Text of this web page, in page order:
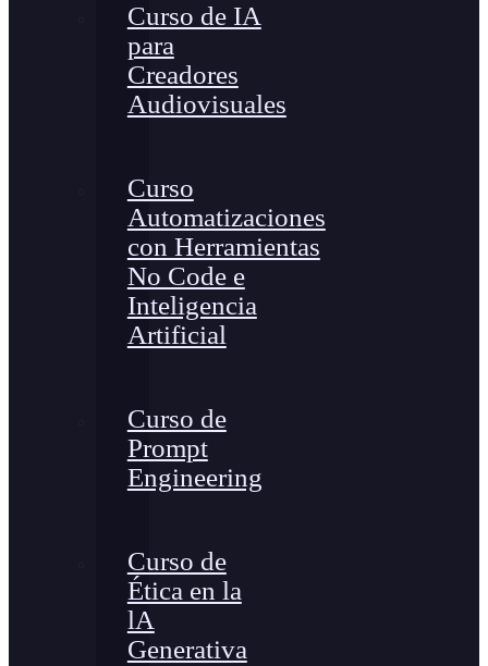
Curso de IA
para
Creadores
Audiovisuales
Curso
Automatizaciones
con Herramientas
No Code e
Inteligencia
Artificial
Curso de
Prompt
Engineering
Curso de
Ética en la
lA
Generativa